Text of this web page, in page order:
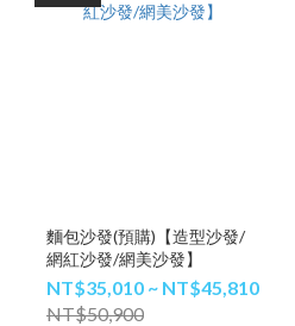
麵包沙發(預購)【造型沙發/
網紅沙發/網美沙發】
NT$35,010 ~ NT$45,810
NT$50,900